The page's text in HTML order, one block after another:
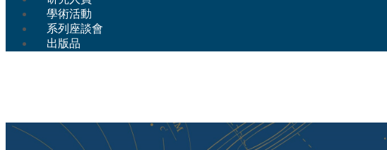
學術活動
系列座談會
出版品
:::